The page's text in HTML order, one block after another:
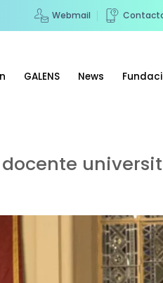
Webmail
GALENS News